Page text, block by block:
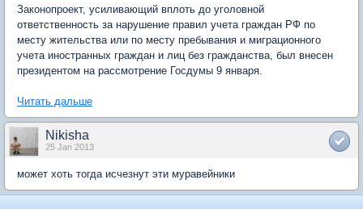
Законопроект, усиливающий вплоть до уголовной
ответственность за нарушение правил учета граждан РФ по
месту жительства или по месту пребывания и миграционного
учета иностранных граждан и лиц без гражданства, был внесен
президентом на рассмотрение Госдумы 9 января.
Читать дальше
Nikisha
25 Jan 2013
может хоть тогда исчезнут эти муравейники